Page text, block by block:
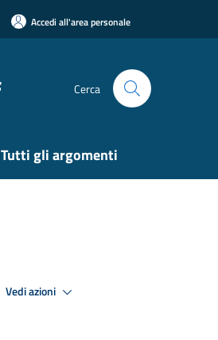
Accedi all'area personale
Cerca
Tutti gli argomenti
Vedi azioni